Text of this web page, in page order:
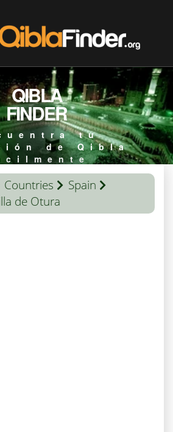
QIBLA
FINDER
tu
de Qibla
Countries
Spain
de Otura